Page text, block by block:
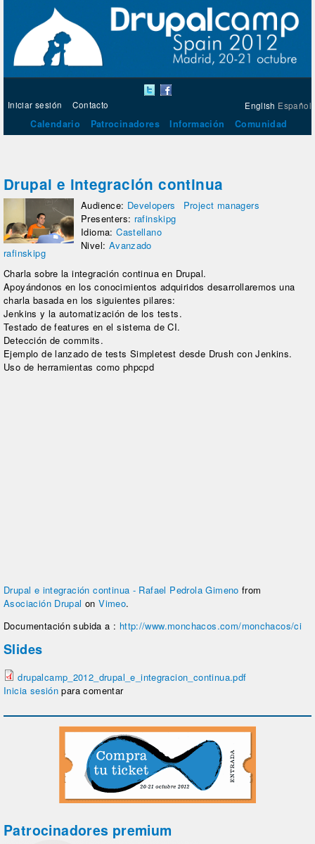
English Español
Iniciar sesión Contacto
Calendario Patrocinadores Información Comunidad
Drupal e integración continua
rafinskipg
Audience: Developers
Project managers
Presenters: rafinskipg
Idioma:Castellano
Nivel: Avanzado
Charla sobre la integración continua en Drupal.
Apoyándonos en los conocimientos adquiridos desarrollaremos una
charla basada en los siguientes pilares:
Jenkins y la automatización de los tests.
Testado de features en el sistema de CI.
Detección de commits.
Ejemplo de lanzado de tests Simpletest desde Drush con Jenkins.
Uso de herramientas como phpcpd
Drupal e integración continua - Rafael Pedrola Gimeno from
Asociación Drupal onVimeo.
Documentación subida a : http://www.monchacos.com/monchacos/ci
Slides
drupalcamp_2012_drupal_e_integracion_continua.pdf
Inicia sesión para comentar
Patrocinadores premium